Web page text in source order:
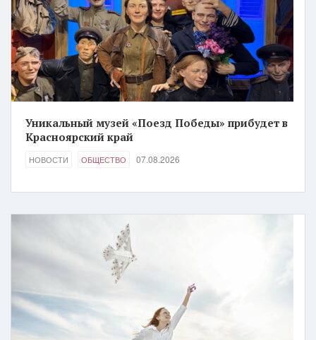
Уникальный музей «Поезд Победы» прибудет в
Красноярский край
НОВОСТИ ОБЩЕСТВО 07.08.2026